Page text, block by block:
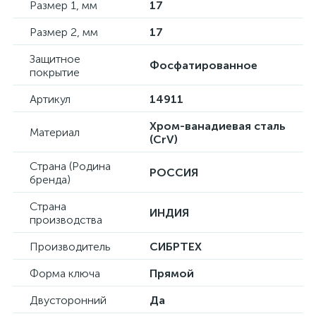
Размер 1, мм
17
Размер 2, мм
17
Защитное
покрытие
Фосфатированное
Артикул 14911
Материал
Хром-ванадиевая сталь
(CrV)
Страна (Родина
бренда)
РОССИЯ
Страна
производства
ИНДИЯ
Производитель
СИБРТЕХ
Форма ключа
Прямой
Двусторонний
Да